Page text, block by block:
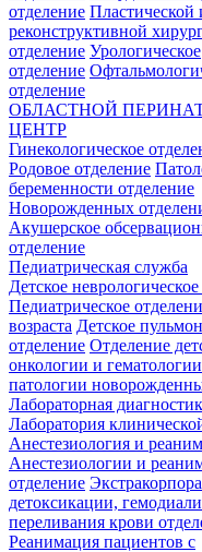
отделение Пластической
реконструктивной
отделение Урологическое
отделение
отделение
ОБЛАСТНОЙ
ЦЕНТР
Гинекологическое
Родовое отделение
беременности отделение
Новорожденных
Акушерское
отделение
Педиатрическая служба
Детское
Педиатрическое
возраста Детское
отделение Отделение
онкологии и гематологии
патологии
Лабораторная
Лаборатория
Анестезиология и
Анестезиологии и
отделение
детоксикации,
переливания крови
Реанимация пациентов с